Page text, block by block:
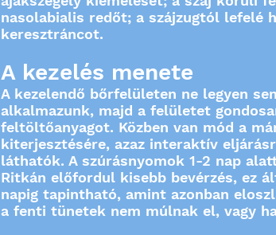
nasolabialis redőt; a szájzugtól lefelé
keresztráncot.
A kezelés menete
A kezelendő bőrfelületen ne legyen
alkalmazunk, majd a felületet
feltöltőanyagot. Közben van mód a
kiterjesztésére, azaz interaktív
láthatók. A szúrásnyomok 1-2 nap
Ritkán előfordul kisebb bevérzés, ez
napig tapintható, amint azonban
a fenti tünetek nem múlnak el, vagy